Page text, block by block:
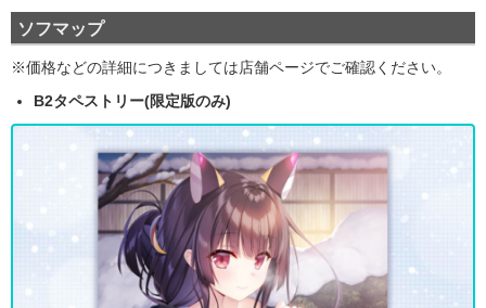
ソフマップ
※価格などの詳細につきましては店舗ページでご確認ください。
B2タペストリー(限定版のみ)